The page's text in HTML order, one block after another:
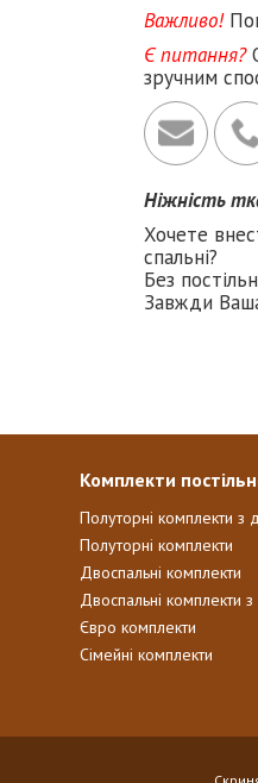
Важливо!
Є питання?
зручним
Ніжність
Хочете
спальні?
Без
Завжди
Комплекти
Полуторні комплекти з
Полуторні комплекти
Двоспальні комплекти
Двоспальні комплекти
Євро комплекти
Сімейні комплекти